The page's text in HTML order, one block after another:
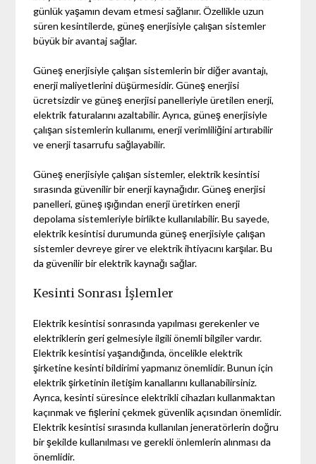
günlük yaşamın devam etmesi sağlanır. Özellikle uzun
süren kesintilerde, güneş enerjisiyle çalışan sistemler
büyük bir avantaj sağlar.
Güneş enerjisiyle çalışan sistemlerin bir diğer avantajı,
enerji maliyetlerini düşürmesidir. Güneş enerjisi
ücretsizdir ve güneş enerjisi panelleriyle üretilen enerji,
elektrik faturalarını azaltabilir. Ayrıca, güneş enerjisiyle
çalışan sistemlerin kullanımı, enerji verimliliğini artırabilir
ve enerji tasarrufu sağlayabilir.
Güneş enerjisiyle çalışan sistemler, elektrik kesintisi
sırasında güvenilir bir enerji kaynağıdır. Güneş enerjisi
panelleri, güneş ışığından enerji üretirken enerji
depolama sistemleriyle birlikte kullanılabilir. Bu sayede,
elektrik kesintisi durumunda güneş enerjisiyle çalışan
sistemler devreye girer ve elektrik ihtiyacını karşılar. Bu
da güvenilir bir elektrik kaynağı sağlar.
Kesinti Sonrası İşlemler
Elektrik kesintisi sonrasında yapılması gerekenler ve
elektriklerin geri gelmesiyle ilgili önemli bilgiler vardır.
Elektrik kesintisi yaşandığında, öncelikle elektrik
şirketine kesinti bildirimi yapmanız önemlidir. Bunun için
elektrik şirketinin iletişim kanallarını kullanabilirsiniz.
Ayrıca, kesinti süresince elektrikli cihazları kullanmaktan
kaçınmak ve fişlerini çekmek güvenlik açısından önemlidir.
Elektrik kesintisi sırasında kullanılan jeneratörlerin doğru
bir şekilde kullanılması ve gerekli önlemlerin alınması da
önemlidir.